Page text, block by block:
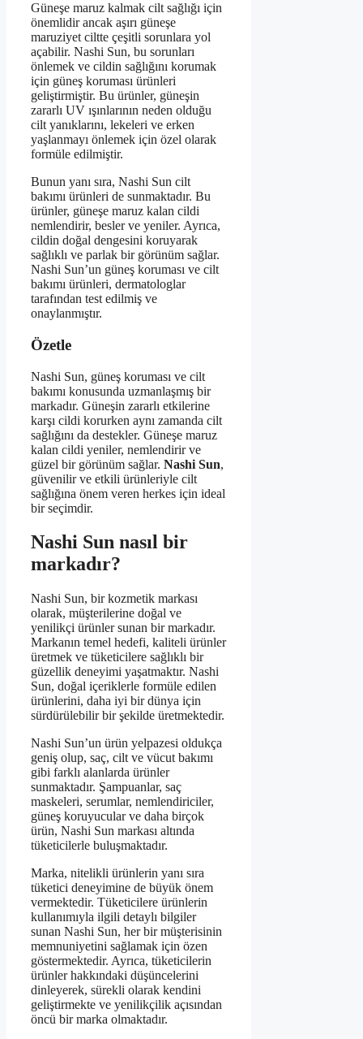
Güneşe maruz kalmak cilt sağlığı için
önemlidir ancak aşırı güneşe
maruziyet ciltte çeşitli sorunlara yol
açabilir. Nashi Sun, bu sorunları
önlemek ve cildin sağlığını korumak
için güneş koruması ürünleri
geliştirmiştir. Bu ürünler, güneşin
zararlı UV ışınlarının neden olduğu
cilt yanıklarını, lekeleri ve erken
yaşlanmayı önlemek için özel olarak
formüle edilmiştir.
Bunun yanı sıra, Nashi Sun cilt
bakımı ürünleri de sunmaktadır. Bu
ürünler, güneşe maruz kalan cildi
nemlendirir, besler ve yeniler. Ayrıca,
cildin doğal dengesini koruyarak
sağlıklı ve parlak bir görünüm sağlar.
Nashi Sun’un güneş koruması ve cilt
bakımı ürünleri, dermatologlar
tarafından test edilmiş ve
onaylanmıştır.
Özetle
Nashi Sun, güneş koruması ve cilt
bakımı konusunda uzmanlaşmış bir
markadır. Güneşin zararlı etkilerine
karşı cildi korurken aynı zamanda cilt
sağlığını da destekler. Güneşe maruz
kalan cildi yeniler, nemlendirir ve
güzel bir görünüm sağlar. Nashi Sun,
güvenilir ve etkili ürünleriyle cilt
sağlığına önem veren herkes için ideal
bir seçimdir.
Nashi Sun nasıl bir
markadır?
Nashi Sun, bir kozmetik markası
olarak, müşterilerine doğal ve
yenilikçi ürünler sunan bir markadır.
Markanın temel hedefi, kaliteli ürünler
üretmek ve tüketicilere sağlıklı bir
güzellik deneyimi yaşatmaktır. Nashi
Sun, doğal içeriklerle formüle edilen
ürünlerini, daha iyi bir dünya için
sürdürülebilir bir şekilde üretmektedir.
Nashi Sun’un ürün yelpazesi oldukça
geniş olup, saç, cilt ve vücut bakımı
gibi farklı alanlarda ürünler
sunmaktadır. Şampuanlar, saç
maskeleri, serumlar, nemlendiriciler,
güneş koruyucular ve daha birçok
ürün, Nashi Sun markası altında
tüketicilerle buluşmaktadır.
Marka, nitelikli ürünlerin yanı sıra
tüketici deneyimine de büyük önem
vermektedir. Tüketicilere ürünlerin
kullanımıyla ilgili detaylı bilgiler
sunan Nashi Sun, her bir müşterisinin
memnuniyetini sağlamak için özen
göstermektedir. Ayrıca, tüketicilerin
ürünler hakkındaki düşüncelerini
dinleyerek, sürekli olarak kendini
geliştirmekte ve yenilikçilik açısından
öncü bir marka olmaktadır.